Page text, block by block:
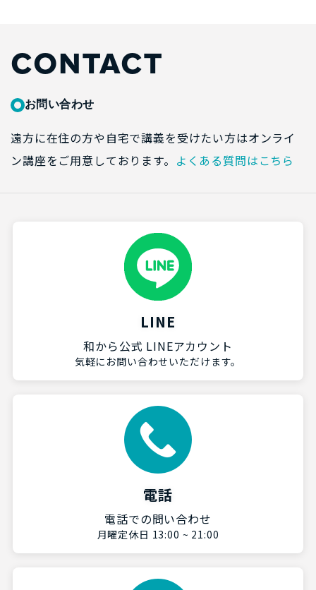
CONTACT
お問い合わせ
遠方に在住の方や自宅で講義を受けたい方はオンライ
ン講座をご用意しております。 よくある質問はこちら
LINE
和から公式 LINEアカウント
気軽にお問い合わせいただけます。
電話
電話での問い合わせ
月曜定休日 13:00 ~ 21:00